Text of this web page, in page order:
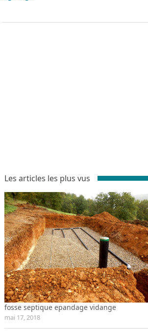
Les articles les plus vus
fosse septique epandage vidange
mai 17, 2018